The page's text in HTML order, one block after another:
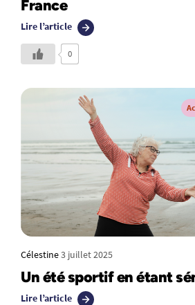
France
Lire l’article
0
Célestine3 juillet 2025
Un été sportif en étant
Lire l’article